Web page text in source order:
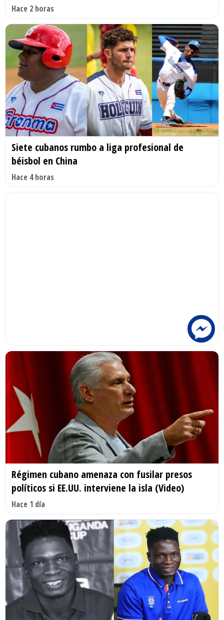
Hace 2 horas
Siete cubanos rumbo a liga profesional de
béisbol en China
Hace 4 horas
Régimen cubano amenaza con fusilar presos
políticos si EE.UU. interviene la isla (Video)
Hace 1 día